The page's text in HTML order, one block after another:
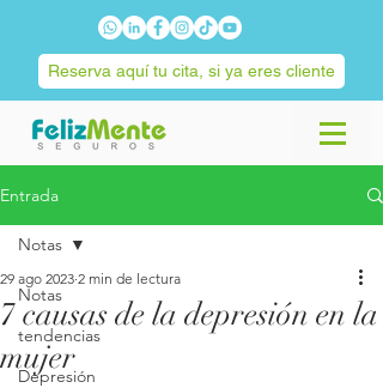
Reserva aquí tu cita, si ya eres cliente
Entrada
Notas
tendencias
Depresión
Notas
7 causas de la depresión en la
mujer
29 ago 2023 2 min de lectura